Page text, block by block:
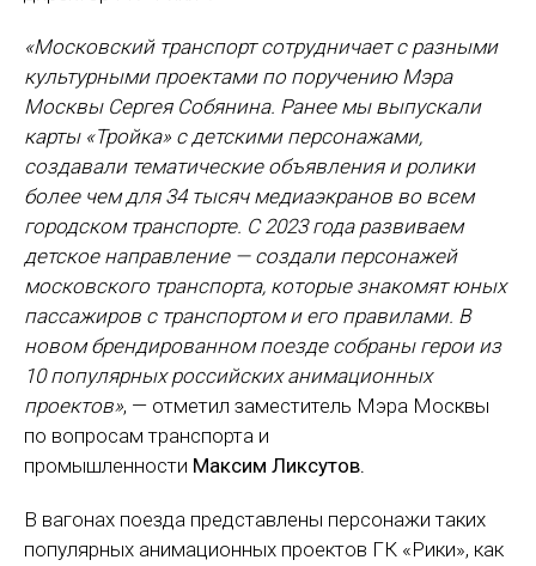
«Московский транспорт сотрудничает с разными
культурными проектами по поручению Мэра
Москвы Сергея Собянина. Ранее мы выпускали
карты «Тройка» с детскими персонажами,
создавали тематические объявления и ролики
более чем для 34 тысяч медиаэкранов во всем
городском транспорте. С 2023 года развиваем
детское направление — создали персонажей
московского транспорта, которые знакомят юных
пассажиров с транспортом и его правилами. В
новом брендированном поезде собраны герои из
10 популярных российских анимационных
проектов», — отметил заместитель Мэра Москвы
по вопросам транспорта и
промышленности Максим Ликсутов.
В вагонах поезда представлены персонажи таких
популярных анимационных проектов ГК «Рики», как